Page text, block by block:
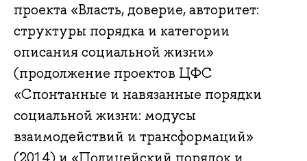
проекта «Власть, доверие, авторитет:
структуры порядка и категории
описания социальной жизни»
(продолжение проектов ЦФС
«Спонтанные и навязанные порядки
социальной жизни: модусы
взаимодействий и трансформаций»